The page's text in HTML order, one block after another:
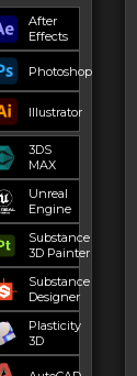
After
Effects
Photoshop
Illustrator
3DS
MAX
Unreal
Engine
Substance
3D Painter
Substance
Designer
Plasticity
3D